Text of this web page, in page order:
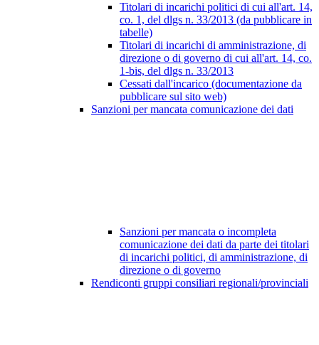
Titolari di incarichi politici di cui all'art. 14,
co. 1, del dlgs n. 33/2013 (da pubblicare in
tabelle)
Titolari di incarichi di amministrazione, di
direzione o di governo di cui all'art. 14, co.
1-bis, del dlgs n. 33/2013
Cessati dall'incarico (documentazione da
pubblicare sul sito web)
Sanzioni per mancata comunicazione dei dati
Sanzioni per mancata o incompleta
comunicazione dei dati da parte dei titolari
di incarichi politici, di amministrazione, di
direzione o di governo
Rendiconti gruppi consiliari regionali/provinciali